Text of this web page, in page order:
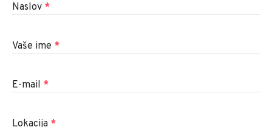
Naslov *
Vaše ime *
E-mail *
Lokacija *